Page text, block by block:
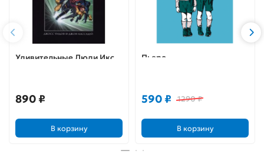
Удивительные Люди Икс.
890 ₽
В корзину
Пьеро
590 ₽ 1290 ₽
В корзину